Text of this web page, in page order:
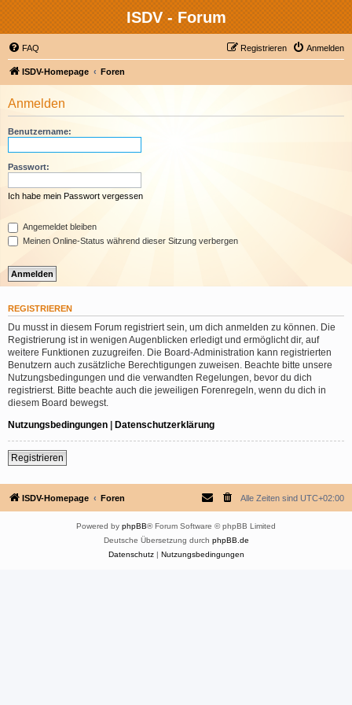
ISDV - Forum
FAQ Anmelden
Registrieren
ISDV-Homepage Foren
Anmelden
Benutzername:
Passwort:
Ich habe mein Passwort vergessen
Angemeldet bleiben
Meinen Online-Status während dieser Sitzung verbergen
REGISTRIEREN
Du musst in diesem Forum registriert sein, um dich anmelden zu können. Die
Registrierung ist in wenigen Augenblicken erledigt und ermöglicht dir, auf
weitere Funktionen zuzugreifen. Die Board-Administration kann registrierten
Benutzern auch zusätzliche Berechtigungen zuweisen. Beachte bitte unsere
Nutzungsbedingungen und die verwandten Regelungen, bevor du dich
registrierst. Bitte beachte auch die jeweiligen Forenregeln, wenn du dich in
diesem Board bewegst.
Nutzungsbedingungen | Datenschutzerklärung
Registrieren
ISDV-Homepage Foren Alle Zeiten sind UTC+02:00
Powered by phpBB® Forum Software © phpBB Limited
Deutsche Übersetzung durch phpBB.de
Datenschutz| Nutzungsbedingungen